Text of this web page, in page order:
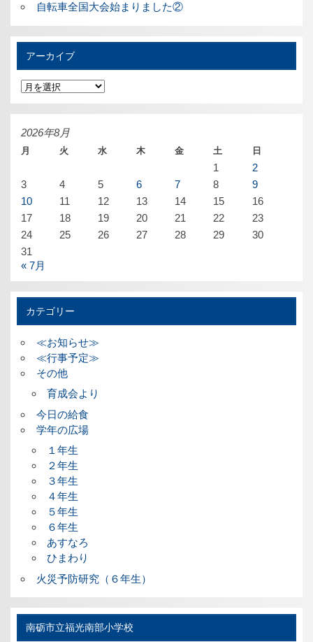
自転車全国大会始まりました②
アーカイブ
ア
ー
カ
イ
ブ
2026年8月
月 火 水 木 金 土 日
1
2
3
4 5 6 7 8
9
10
11 12 13 14 15
16
17
18 19 20 21 22
23
24
25 26 27 28 29
30
31
« 7月
カテゴリー
≪お知らせ≫
≪行事予定≫
その他
育成会より
今日の給食
学年の広場
１年生
２年生
３年生
４年生
５年生
６年生
あすなろ
ひまわり
火災予防研究（６年生）
南砺市立福光南部小学校